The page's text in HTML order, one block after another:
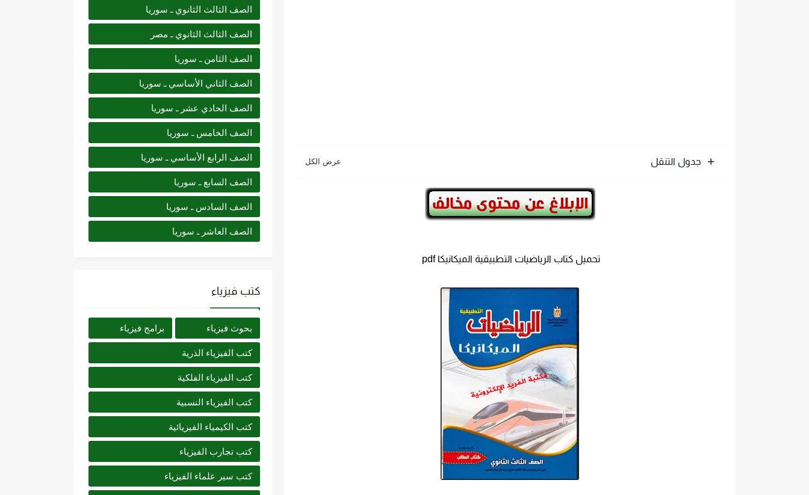
جدول التنقل
تحميل كتاب الرياضيات التطبيقية الميكانيكا pdf
الصف الثالث الثانوي ـ سوريا
الصف الثالث الثانوي ـ مصر
الصف الثامن ـ سوريا
الصف الثاني الأساسي ـ سوريا
الصف الحادي عشر ـ سوريا
الصف الخامس ـ سوريا
الصف الرابع الأساسي ـ سوريا
الصف السابع ـ سوريا
الصف السادس ـ سوريا
الصف العاشر ـ سوريا
كتب فيزياء
بحوث فيزياء برامج فيزياء
كتب الفيزياء الذرية
كتب الفيزياء الفلكية
كتب الفيزياء النسبية
كتب الكيمياء الفيزيائية
كتب تجارب الفيزياء
كتب سير علماء الفيزياء